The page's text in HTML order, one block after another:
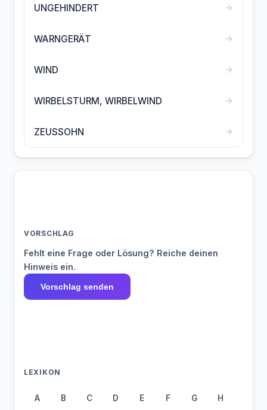
UNGEHINDERT →
WARNGERÄT →
WIND →
WIRBELSTURM, WIRBELWIND →
ZEUSSOHN →
VORSCHLAG
Fehlt eine Frage oder Lösung? Reiche deinen
Hinweis ein.
Vorschlag senden
LEXIKON
A B C D E F G H